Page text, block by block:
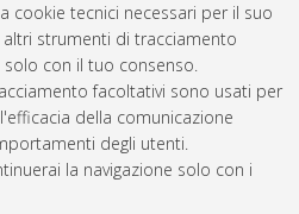
cookie tecnici necessari per il suo
strumenti di tracciamento
con il tuo consenso.
facoltativi sono usati per
della comunicazione
degli utenti.
la navigazione solo con i
e manutenzione in una realtà
Università di Bologna, Corso
[LS-DM509]
ilSat Aug 8 11:55:31 2026
CEST